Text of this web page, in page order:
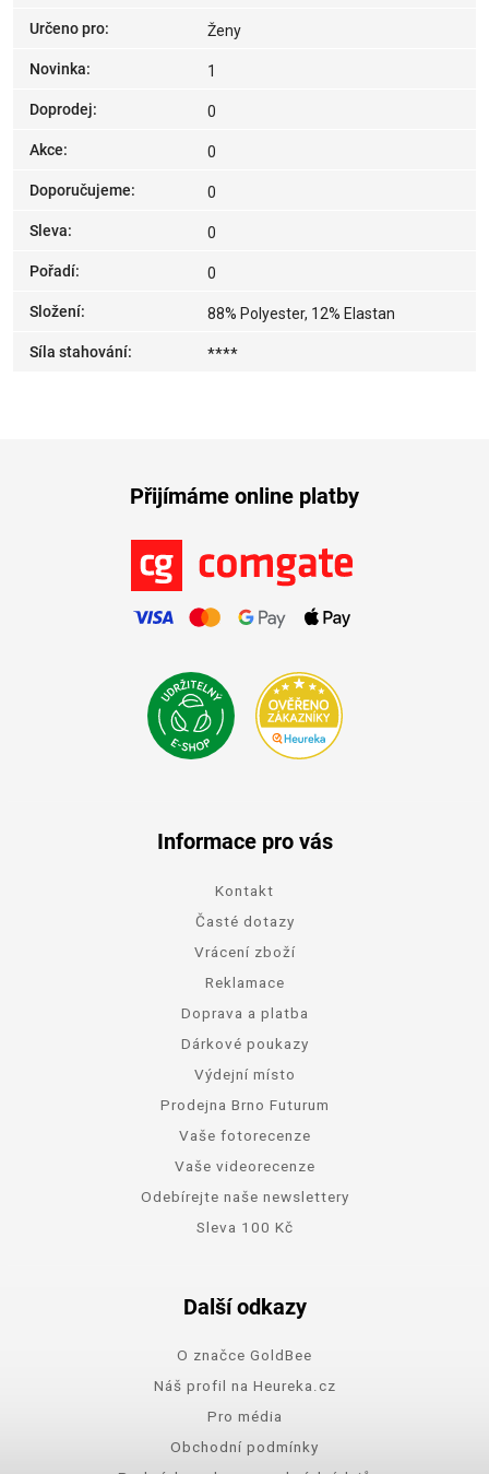
Určeno pro: Ženy
Novinka: 1
Doprodej: 0
Akce: 0
Doporučujeme: 0
Sleva: 0
Pořadí: 0
Složení: 88% Polyester, 12% Elastan
Síla stahování: ****
Přijímáme online platby
Informace pro vás
Kontakt
Časté dotazy
Vrácení zboží
Reklamace
Doprava a platba
Dárkové poukazy
Výdejní místo
Prodejna Brno Futurum
Vaše fotorecenze
Vaše videorecenze
Odebírejte naše newslettery
Sleva 100 Kč
Další odkazy
O značce GoldBee
Náš profil na Heureka.cz
Pro média
Obchodní podmínky